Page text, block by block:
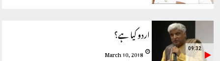
اردو کیا ہے؟
March 10, 2018 09:32